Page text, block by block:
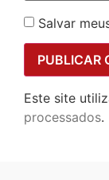
Salvar
Este site
processados.